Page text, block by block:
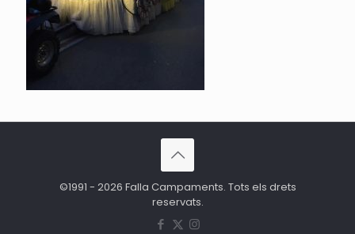
©1991 - 2026 Falla Campaments. Tots els drets
reservats.